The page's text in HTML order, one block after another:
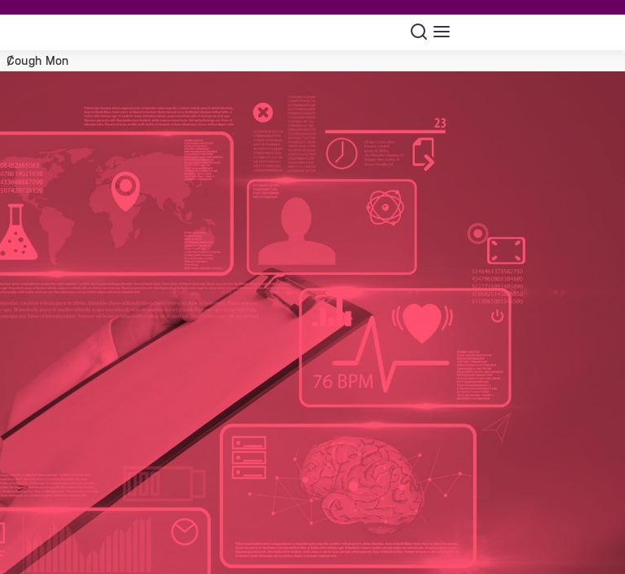
SucheNavigation
Cough Mon